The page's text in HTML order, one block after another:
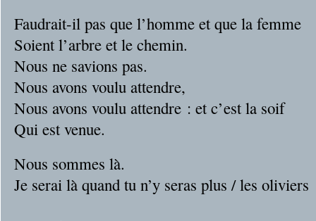
Faudrait-il pas que l’homme et que la femme
Soient l’arbre et le chemin.
Nous ne savions pas.
Nous avons voulu attendre,
Nous avons voulu attendre : et c’est la soif
Qui est venue.
Nous sommes là.
Je serai là quand tu n’y seras plus / les oliviers